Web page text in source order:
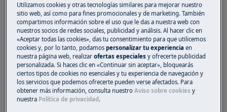
Utilice siempre guantes de seguridad y calzado
de protección. Lleve guantes de seguridad en
todo momento para protegerse de cortes con
bordes afilados.
¡ADVERTENCIA!
Utilizamos cookies y otras tecnologías similares para mejorar nuestro
sitio web, así como para fines promocionales y de marketing. También
compartimos información sobre el uso que le das a nuestra web con
nuestros socios de redes sociales, publicidad y análisis. Al hacer clic en
«Aceptar todas las cookies», das tu consentimiento para que utilicemos
cookies y, por lo tanto, podamospersonalizar tu experienciaen
nuestra página web, realizarofertas especiales y ofrecerte publicidad
personalizada. Si haces clic en «Continuar sin aceptar», bloquearás
ciertos tipos de cookies no esenciales y tu experiencia de navegación y
los servicios que podemos ofrecerte pueden verse afectados. Para
obtener más información, consulta nuestroAviso sobre cookies y
nuestra Política de privacidad .